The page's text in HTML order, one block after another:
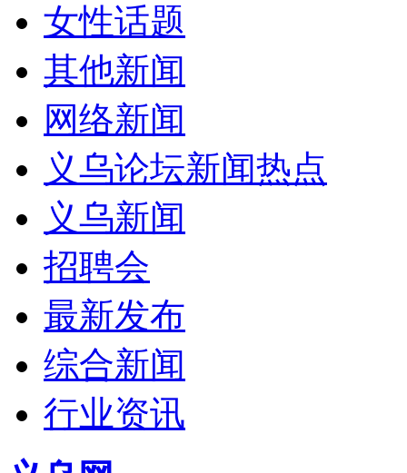
女性话题
其他新闻
网络新闻
义乌论坛新闻热点
义乌新闻
招聘会
最新发布
综合新闻
行业资讯